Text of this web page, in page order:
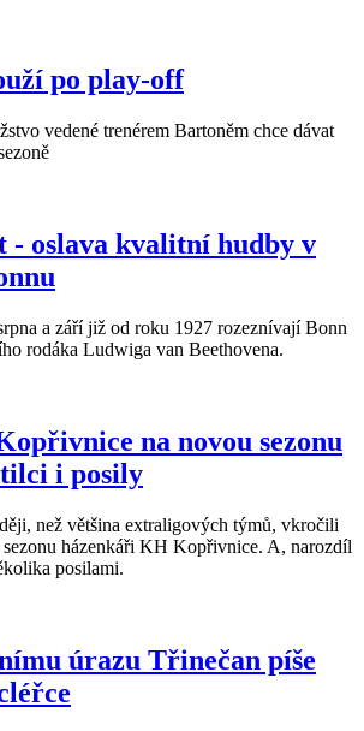
po play-off
vedené trenérem Bartoněm chce dávat
- oslava kvalitní hudby v
a září již od roku 1927 rozeznívají Bonn
rodáka Ludwiga van Beethovena.
na novou sezonu
i posily
než většina extraligových týmů, vkročili
házenkáři KH Kopřivnice. A, narozdíl
posilami.
úrazu Třinečan píše